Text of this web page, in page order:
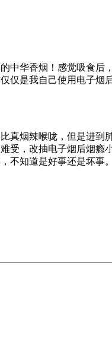
中华香烟！感觉吸食后
仅是我自己使用电子烟
真烟辣喉咙，但是进到
受，改抽电子烟后烟瘾
不知道是好事还是坏事